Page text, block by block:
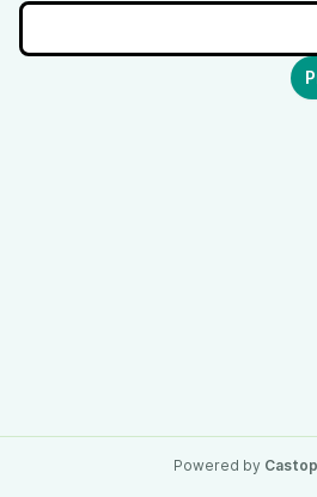
Powered by